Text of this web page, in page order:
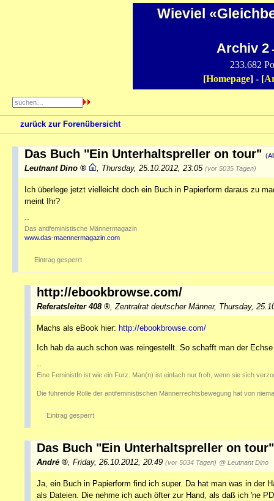
Wieviel
Archiv 2
233.682
[Homepage] - [
zurück zur Forenübersicht
Das Buch "Ein Unterhaltspreller on tour"
Leutnant Dino Thursday, 25.10.2012, 23:05 (vor 5035 Tagen)
Ich überlege jetzt vielleicht doch ein Buch in Papierform daraus zu
meint Ihr?
--
Das antifeministische Männermagazin
www.das-maennermagazin.com
Eintrag gesperrt
http://ebookbrowse.com/
Referatsleiter 408 Zentralrat deutscher Männer, Thursday,
Machs als eBook hier: http://ebookbrowse.com/
Ich hab da auch schon was reingestellt. So schafft man der
--
Eine FeministIn ist wie ein Furz. Man(n) ist einfach nur froh, wenn sie sich
Die führende Rolle der antifeministischen Männerrechtsbewegung hat von
Eintrag gesperrt
Das Buch "Ein Unterhaltspreller on tour"
André , Friday, 26.10.2012, 20:49 (vor 5034 Tagen) @ Leutnant Dino
Ja, ein Buch in Papierform find ich super. Da hat man was in der
als Dateien. Die nehme ich auch öfter zur Hand, als daß ich 'ne